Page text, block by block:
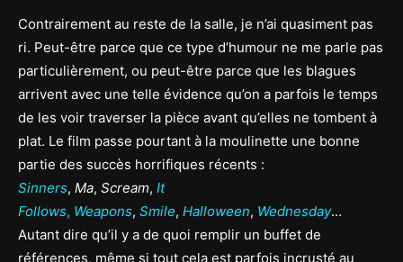
Contrairement au reste de la salle, je n’ai quasiment pas
ri. Peut-être parce que ce type d’humour ne me parle pas
particulièrement, ou peut-être parce que les blagues
arrivent avec une telle évidence qu’on a parfois le temps
de les voir traverser la pièce avant qu’elles ne tombent à
plat. Le film passe pourtant à la moulinette une bonne
partie des succès horrifiques récents :
Sinners, Ma, Scream, It
Follows, Weapons, Smile, Halloween, Wednesday…
Autant dire qu’il y a de quoi remplir un buffet de
références, même si tout cela est parfois incrusté au